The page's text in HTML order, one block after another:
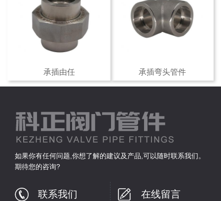
承插由任 承插弯头管件
如果你有任何问题,你想了解的建议及产品,可以随时联系我们。
期待您的咨询?
联系我们 在线留言